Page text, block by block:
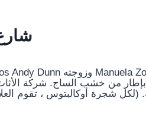
بإطار من خشب الساج. شركة
(لكل شجرة أوكالبتوس ، تقوم